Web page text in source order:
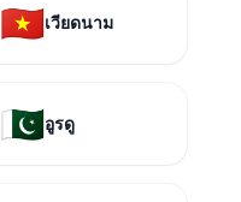
🇻🇳เวียดนาม
🇵🇰อูรดู